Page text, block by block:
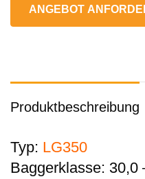
ANGEBOT
Produktbeschreibung
Typ: LG350
Baggerklasse: 30,0